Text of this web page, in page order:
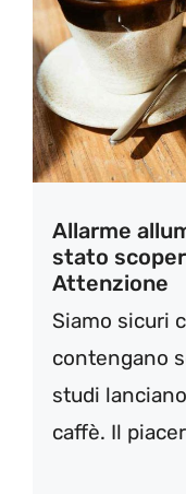
Allarme
stato
Attenzione
Siamo sicuri
contengano
studi
caffè. Il